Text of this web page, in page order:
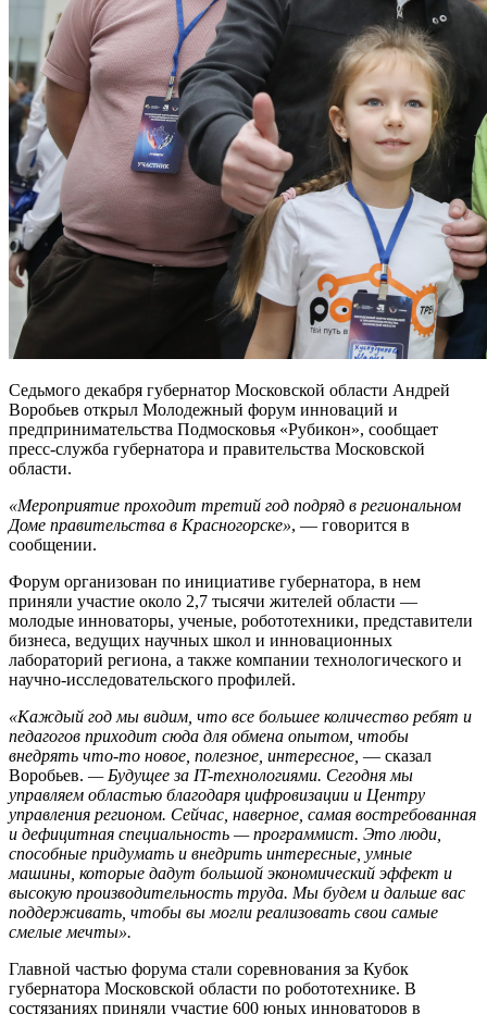
Седьмого декабря губернатор Московской области Андрей
Воробьев открыл Молодежный форум инноваций и
предпринимательства Подмосковья «Рубикон», сообщает
пресс-служба губернатора и правительства Московской
области.
«Мероприятие проходит третий год подряд в региональном
Доме правительства в Красногорске», — говорится в
сообщении.
Форум организован по инициативе губернатора, в нем
приняли участие около 2,7 тысячи жителей области —
молодые инноваторы, ученые, робототехники, представители
бизнеса, ведущих научных школ и инновационных
лабораторий региона, а также компании технологического и
научно-исследовательского профилей.
«Каждый год мы видим, что все большее количество ребят и
педагогов приходит сюда для обмена опытом, чтобы
внедрять что-то новое, полезное, интересное, — сказал
Воробьев. — Будущее за IT-технологиями. Сегодня мы
управляем областью благодаря цифровизации и Центру
управления регионом. Сейчас, наверное, самая востребованная
и дефицитная специальность — программист. Это люди,
способные придумать и внедрить интересные, умные
машины, которые дадут большой экономический эффект и
высокую производительность труда. Мы будем и дальше вас
поддерживать, чтобы вы могли реализовать свои самые
смелые мечты».
Главной частью форума стали соревнования за Кубок
губернатора Московской области по робототехнике. В
состязаниях приняли участие 600 юных инноваторов в